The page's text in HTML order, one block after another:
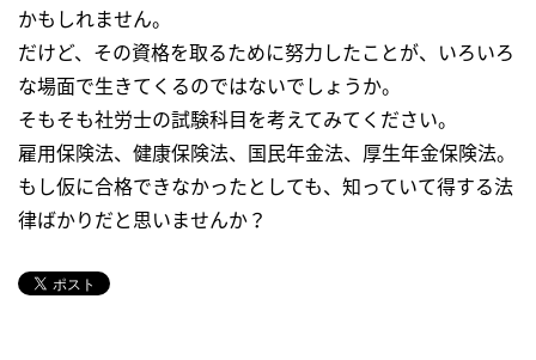
かもしれません。
だけど、その資格を取るために努力したことが、いろいろ
な場面で生きてくるのではないでしょうか。
そもそも社労士の試験科目を考えてみてください。
雇用保険法、健康保険法、国民年金法、厚生年金保険法。
もし仮に合格できなかったとしても、知っていて得する法
律ばかりだと思いませんか？